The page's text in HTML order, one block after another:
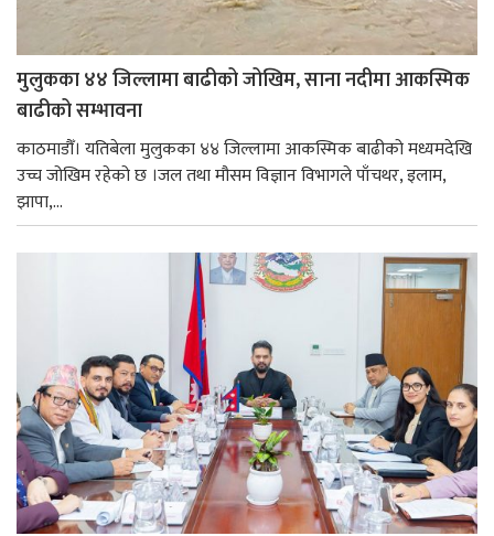
मुलुकका ४४ जिल्लामा बाढीको जोखिम, साना नदीमा आकस्मिक
बाढीको सम्भावना
काठमाडौँ। यतिबेला मुलुकका ४४ जिल्लामा आकस्मिक बाढीको मध्यमदेखि
उच्च जोखिम रहेको छ ।जल तथा मौसम विज्ञान विभागले पाँचथर, इलाम,
झापा,...